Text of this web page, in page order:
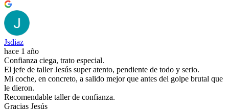
Jsdiaz
hace 1 año
Confianza ciega, trato especial.
El jefe de taller Jesús super atento, pendiente de todo y serio.
Mi coche, en concreto, a salido mejor que antes del golpe brutal que
le dieron.
Recomendable taller de confianza.
Gracias Jesús